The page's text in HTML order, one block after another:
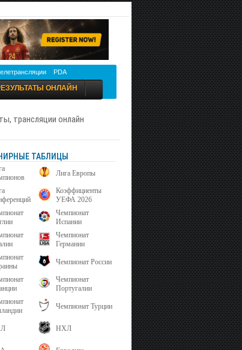
PDA
ОНЛАЙН
трансляции онлайн
ТАБЛИЦЫ
Лига Европы
Коэффициенты
УЕФА 2026
Чемпионат
Испании
Чемпионат
Германии
Чемпионат России
Чемпионат
Португалии
Чемпионат Турции
НХЛ